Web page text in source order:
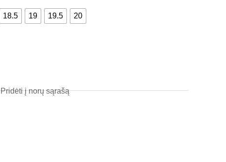
l
t
18.5 19 19.5 20
Pridėti į norų sąrašą